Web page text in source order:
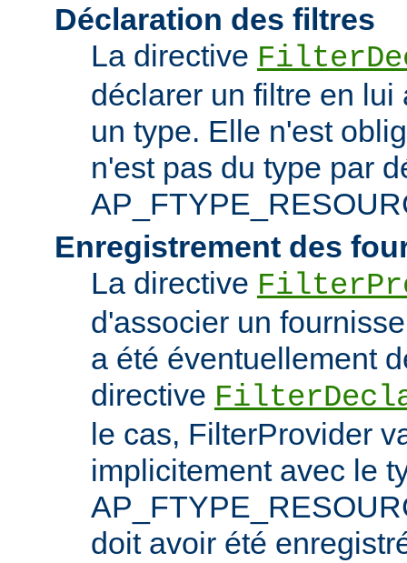
Déclaration des filtres
La directive
déclarer un filtre en
un type. Elle n'est
n'est pas du type par
Enregistrement des
La directive
d'associer un
a été éventuellement
directive
le cas, FilterProvider
implicitement avec le
doit avoir été